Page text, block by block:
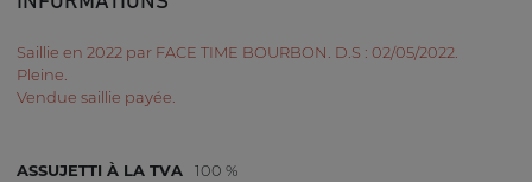
Saillie en 2022 par FACE TIME BOURBON. D.S : 02/05/2022.
Pleine.
Vendue saillie payée.
ASSUJETTI À LA TVA 100 %